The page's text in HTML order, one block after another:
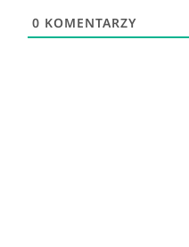
0 KOMENTARZY